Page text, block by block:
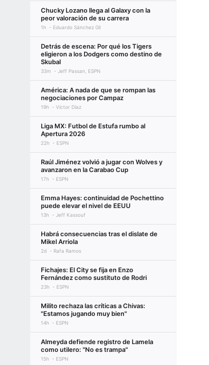
Chucky Lozano llega al Galaxy con la
peor valoración de su carrera
1h Eduardo Sánchez Gil
Detrás de escena: Por qué los Tigers
eligieron a los Dodgers como destino de
Skubal
33m Jeff Passan, ESPN
América: A nada de que se rompan las
negociaciones por Campaz
19h Víctor Díaz
Liga MX: Futbol de Estufa rumbo al
Apertura 2026
22h ESPN
Raúl Jiménez volvió a jugar con Wolves y
avanzaron en la Carabao Cup
17h ESPN
Emma Hayes: continuidad de Pochettino
puede elevar el nivel de EEUU
13h Jeff Kassouf
Habrá consecuencias tras el dislate de
Mikel Arriola
2d Rafa Ramos
Fichajes: El City se fija en Enzo
Fernández como sustituto de Rodri
23h ESPN
Milito rechaza las críticas a Chivas:
"Estamos jugando muy bien"
14h ESPN
Almeyda defiende registro de Lamela
como utilero: "No es trampa"
15h ESPN